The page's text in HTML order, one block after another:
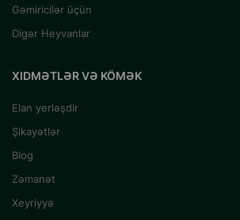
Gəmiricilər üçün
Digər Heyvanlar
XIDMƏTLƏR VƏ KÖMƏK
Elan yerləşdir
Şikayətlər
Blog
Zəmanət
Xeyriyyə